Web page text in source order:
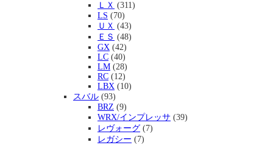
ＬＸ (311)
LS (70)
ＵＸ (43)
ＥＳ (48)
GX (42)
LC (40)
LM (28)
RC (12)
LBX (10)
スバル (93)
BRZ (9)
WRX/インプレッサ (39)
レヴォーグ (7)
レガシー (7)